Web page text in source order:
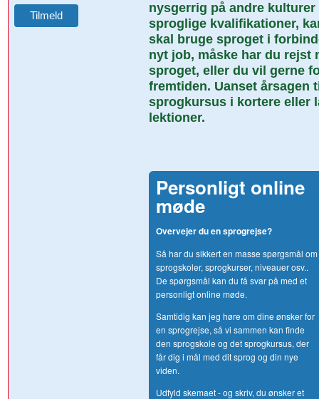
nysgerrig på andre
sproglige kvalifikationer,
skal bruge sproget i
nyt job, måske har du rejst
sproget, eller du vil gerne
fremtiden. Uanset årsagen
sprogkursus i kortere eller
lektioner.
Personligt online
møde
Overvejer du en sprogrejse?
Så har du sikkert en masse spørgsmål om
sprogskoler, sprogkurser, niveauer osv..
De spørgsmål kan du få svar på med et
personligt online møde.
Samtidig kan jeg høre om dine ønsker for
en sprogrejse, så vi sammen kan finde
den sprogskole og det sprogkursus, der
får dig i mål med dit sprog og din nye
viden.
Udfyld skemaet- og skriv, du ønsker et